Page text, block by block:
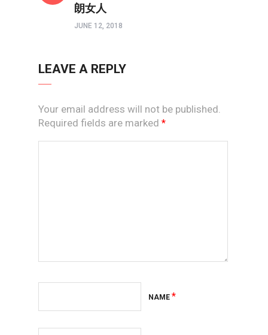
朗女人
JUNE 12, 2018
LEAVE A REPLY
Your email address will not be published.
Required fields are marked *
NAME *